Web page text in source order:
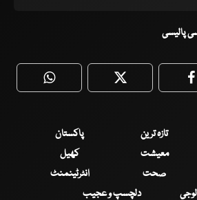
پالیسی
WhatsApp Twitter
تازہ ترین
پاکستان
معیشت
کھیل
صحت
انٹرٹینمنٹ
دلچسپ و عجیب